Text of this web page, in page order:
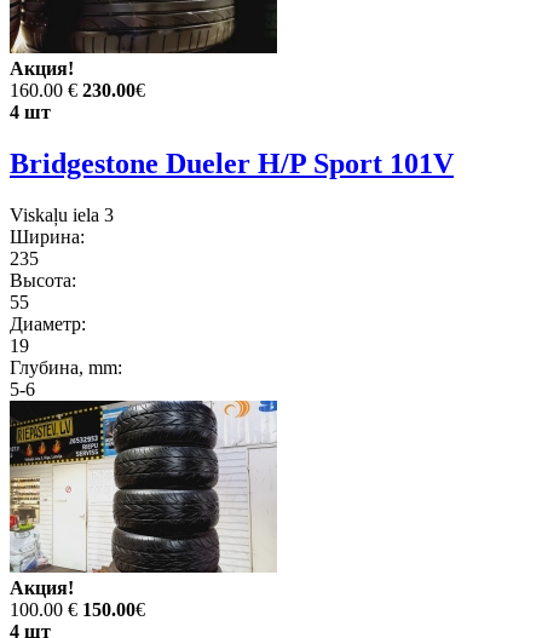
Акция!
160.00 € 230.00€
4 шт
Bridgestone Dueler H/P Sport 101V
Viskaļu iela 3
Ширина:
235
Высота:
55
Диаметр:
19
Глубина, mm:
5-6
Акция!
100.00 € 150.00€
4 шт